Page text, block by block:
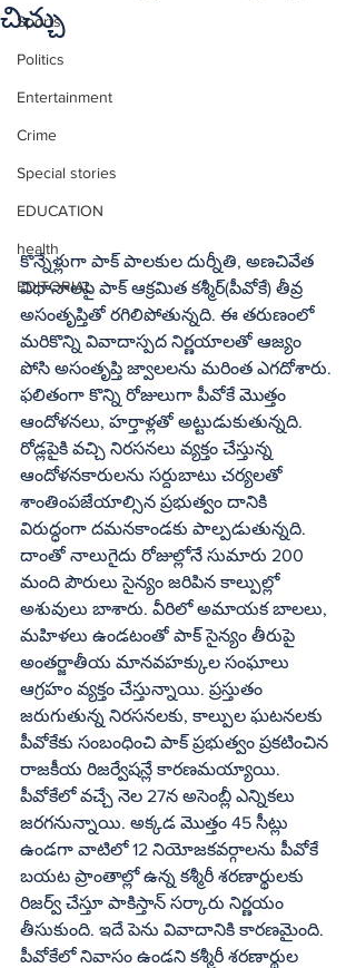
Sports
Politics
Entertainment
Crime
Special stories
EDUCATION
health
EDITORIAL
చిచ్చు
కొన్నేళ్లుగా పాక్ పాలకుల దుర్నీతి, అణచివేత
విధానాలపై పాక్ ఆక్రమిత కశ్మీర్(పీవోకే) తీవ్ర
అసంతృప్తితో రగిలిపోతున్నది. ఈ తరుణంలో
మరికొన్ని వివాదాస్పద నిర్ణయాలతో ఆజ్యం
పోసి అసంతృప్తి జ్వాలలను మరింత ఎగదోశారు.
ఫలితంగా కొన్ని రోజులుగా పీవోకే మొత్తం
ఆందోళనలు, హర్తాళ్లతో అట్టుడుకుతున్నది.
రోడ్లపైకి వచ్చి నిరసనలు వ్యక్తం చేస్తున్న
ఆందోళనకారులను సర్దుబాటు చర్యలతో
శాంతింపజేయాల్సిన ప్రభుత్వం దానికి
విరుద్ధంగా దమనకాండకు పాల్పడుతున్నది.
దాంతో నాలుగైదు రోజుల్లోనే సుమారు 200
మంది పౌరులు సైన్యం జరిపిన కాల్పుల్లో
అశువులు బాశారు. వీరిలో అమాయక బాలలు,
మహిళలు ఉండటంతో పాక్ సైన్యం తీరుపై
అంతర్జాతీయ మానవహక్కుల సంఘాలు
ఆగ్రహం వ్యక్తం చేస్తున్నాయి. ప్రస్తుతం
జరుగుతున్న నిరసనలకు, కాల్పుల ఘటనలకు
పీవోకేకు సంబంధించి పాక్ ప్రభుత్వం ప్రకటించిన
రాజకీయ రిజర్వేషన్లే కారణమయ్యాయి.
పీవోకేలో వచ్చే నెల 27న అసెంబ్లీ ఎన్నికలు
జరగనున్నాయి. అక్కడ మొత్తం 45 సీట్లు
ఉండగా వాటిలో 12 నియోజకవర్గాలను పీవోకే
బయట ప్రాంతాల్లో ఉన్న కశ్మీరీ శరణార్థులకు
రిజర్వ్ చేస్తూ పాకిస్తాన్ సర్కారు నిర్ణయం
తీసుకుంది. ఇదే పెను వివాదానికి కారణమైంది.
పీవోకేలో నివాసం ఉండని కశ్మీరీ శరణార్థుల